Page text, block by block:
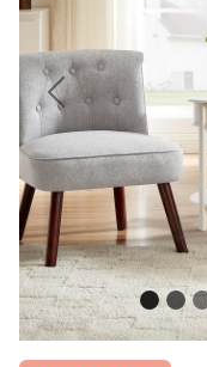
Previous